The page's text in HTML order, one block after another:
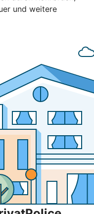
und weitere